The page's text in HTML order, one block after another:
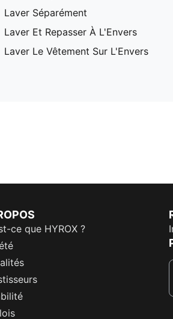
Laver Séparément
Laver Et Repasser À L'Envers
Laver Le Vêtement Sur L'Envers
ce que HYROX ?